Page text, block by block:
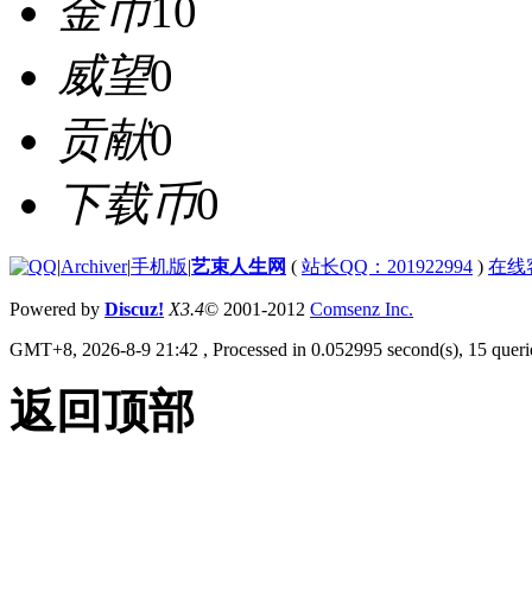
金币10
威望0
贡献0
下载币0
|Archiver|手机版|艺束人生网 ( 站长QQ：201922994 ) 在线
Powered by Discuz! X3.4© 2001-2012 Comsenz Inc.
GMT+8, 2026-8-9 21:42 , Processed in 0.052995 second(s), 15
返回顶部